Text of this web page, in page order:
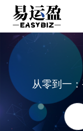
content
从零到一